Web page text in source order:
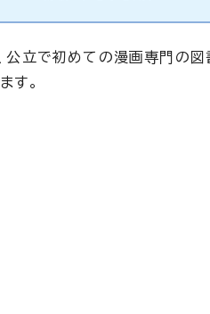
立で初めての漫画専門の図
す。